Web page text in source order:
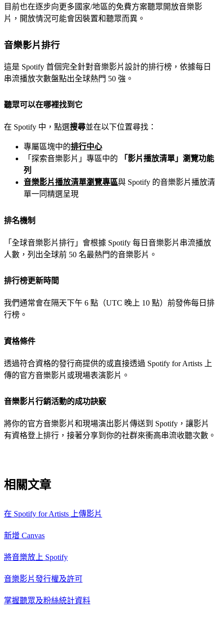
目前也在逐步向更多國家/地區的免費方案聽眾開放音樂影
片，開放情況可能會因裝置和聽眾而異。
音樂影片排行
這是 Spotify 首個完全針對音樂影片設計的排行榜，依據每日
串流播放次數盤點出全球熱門 50 強。
聽眾可以在哪裡找到它
在 Spotify 中，點選搜尋並在以下位置尋找：
專屬區塊中的排行中心
「探索音樂影片」專區中的
「影片播放清單」瀏覽功能
列
音樂影片播放清單瀏覽專區與 Spotify 的音樂影片播放清
單一同精選呈現
排名機制
「全球音樂影片排行」會根據 Spotify 每日音樂影片串流播放
人數，列出全球前 50 名最熱門的音樂影片。
排行榜更新時間
我們通常會在隔天下午 6 點（UTC 晚上 10 點）前發佈每日排
行榜。
資格條件
透過符合資格的發行商提供的或直接透過 Spotify for Artists 上
傳的官方音樂影片或現場表演影片。
音樂影片行銷活動的成功訣竅
將你的官方音樂影片和現場演出影片傳送到 Spotify，讓影片
有資格登上排行，接著分享到你的社群來衝高串流收聽次數。
相關文章
在 Spotify for Artists 上傳影片
新增 Canvas
將音樂放上 Spotify
音樂影片發行權及許可
掌握聽眾及粉絲統計資料